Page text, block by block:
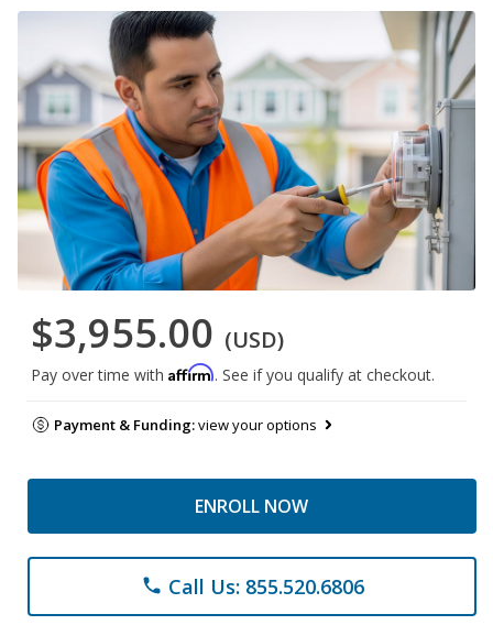
$3,955.00 (USD)
Pay over time with Affirm. See if you qualify at checkout.
Payment & Funding:view your options
ENROLL NOW
phone Call Us: 855.520.6806